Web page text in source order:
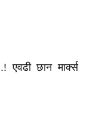
छान मार्क्स